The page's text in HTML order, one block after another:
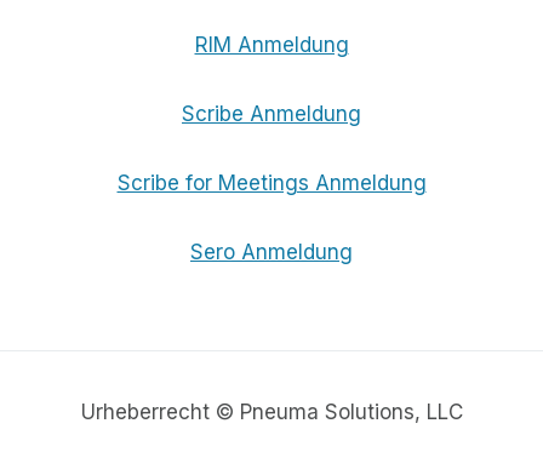
RIM Anmeldung
Scribe Anmeldung
Scribe for Meetings Anmeldung
Sero Anmeldung
Urheberrecht © Pneuma Solutions, LLC